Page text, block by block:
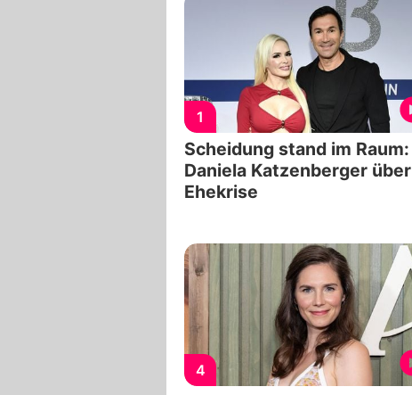
1
Scheidung stand im Raum:
Daniela Katzenberger über
Ehekrise
4